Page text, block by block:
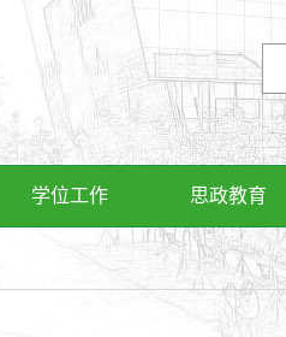
学位工作 思政教育